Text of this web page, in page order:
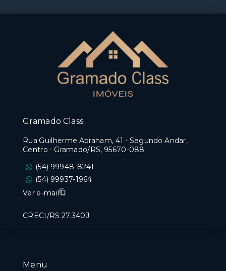
Menu
Gramado Class
Rua Guilherme Abraham, 41 - Segundo Andar,
Centro - Gramado/RS, 95670-088
(54) 99948-8241
(54) 99937-1964
Ver e-mail
CRECI/RS 27.340J